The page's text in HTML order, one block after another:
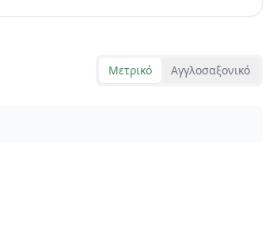
Μετρικό Αγγλοσαξονικό